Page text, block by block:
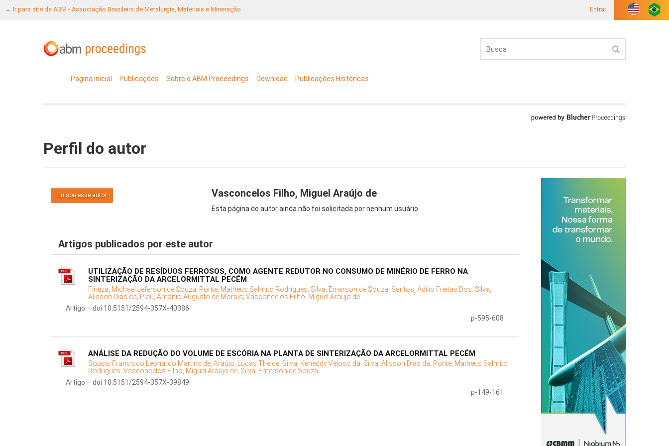
← Ir para site da ABM - Associação Brasileira de Metalurgia, Materiais e Mineração Entrar
Pagina inicial Publicações Sobre o ABM Proceedings Download Publicações Históricas
Perfil do autor
Eu sou esse autor Vasconcelos Filho, Miguel Araújo de
Esta página do autor ainda não foi solicitada por nenhum usuário.
Artigos publicados por este autor
UTILIZAÇÃO DE RESÍDUOS FERROSOS, COMO AGENTE REDUTOR NO CONSUMO DE MINÉRIO DE FERRO NA
SINTERIZAÇÃO DA ARCELORMITTAL PECÉM
Fineza, Michael Jeferson de Souza; Ponte, Matheus Salmito Rodrigues; Silva, Emerson de Souza; Santos, Adilio Freitas Dos; Silva,
Alisson Dias da; Piau, Antônio Augusto de Morais; Vasconcelos Filho, Miguel Araujo de
Artigo – doi 10.5151/2594-357X-40386
p-595-608
ANÁLISE DA REDUÇÃO DO VOLUME DE ESCÓRIA NA PLANTA DE SINTERIZAÇÃO DA ARCELORMITTAL PECÉM
Sousa, Francisco Leonardo Martins de; Araújo, Lucas The de; Silva, Keneddy Veloso da; Silva, Alisson Dias da; Ponte, Matheus Salmito
Rodrigues; Vasconcelos Filho, Miguel Araújo de; Silva, Emerson de Souza
Artigo – doi 10.5151/2594-357X-39849
p-149-161